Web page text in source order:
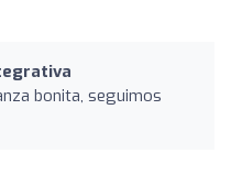
bonita, seguimos